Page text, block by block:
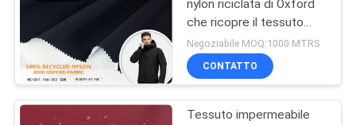
COMPANY
NEWS
nylon riciclata di Oxford
che ricopre il tessuto
idrostatico della borsa
del rivestimento 200D
Negoziabile MOQ:1000 MTRS
CONTATTO
Tessuto impermeabile